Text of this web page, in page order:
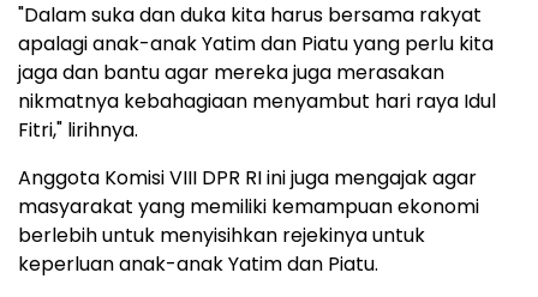
"Dalam suka dan duka kita harus bersama rakyat
apalagi anak-anak Yatim dan Piatu yang perlu kita
jaga dan bantu agar mereka juga merasakan
nikmatnya kebahagiaan menyambut hari raya Idul
Fitri," lirihnya.
Anggota Komisi VIII DPR RI ini juga mengajak agar
masyarakat yang memiliki kemampuan ekonomi
berlebih untuk menyisihkan rejekinya untuk
keperluan anak-anak Yatim dan Piatu.